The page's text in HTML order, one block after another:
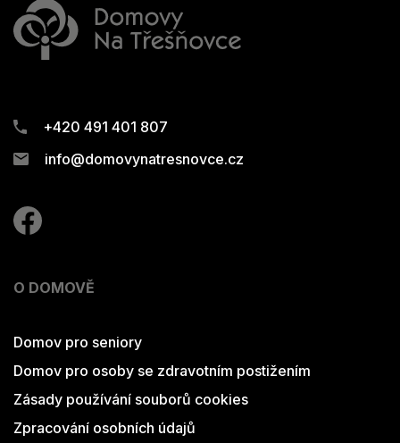
+420 491 401 807
info@domovynatresnovce.cz
O DOMOVĚ
Domov pro seniory
Domov pro osoby se zdravotním postižením
Zásady používání souborů cookies
Zpracování osobních údajů